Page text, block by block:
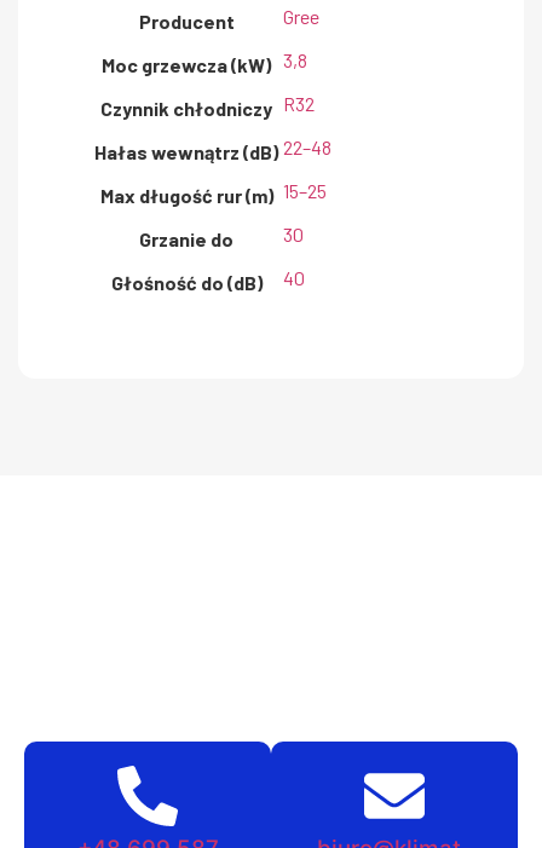
Producent Gree
Moc grzewcza (kW) 3,8
Czynnik chłodniczy R32
Hałas wewnątrz (dB) 22–48
Max długość rur (m) 15–25
Grzanie do 30
Głośność do (dB) 40